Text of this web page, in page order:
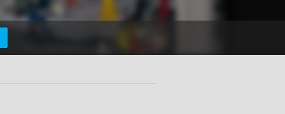
PLAYMOBIL AJOUTÉS